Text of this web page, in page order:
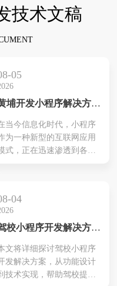
技术文稿
05
埔开发小程序解决方
当今信息化时代，小程序
为一种新型的互联网应用
式，正在迅速渗透到各行
是提升市场竞争力的有效
段。本文将从以下几个方
详细介绍黄埔开发小程序
的数字化转型，点亮未来。
、小程序的优势分析 1.无
需下载，即用即行 ...
04
校小程序开发解决方案
文将详细探讨驾校小程序
发解决方案，从功能设计
技术实现，帮助驾校提升